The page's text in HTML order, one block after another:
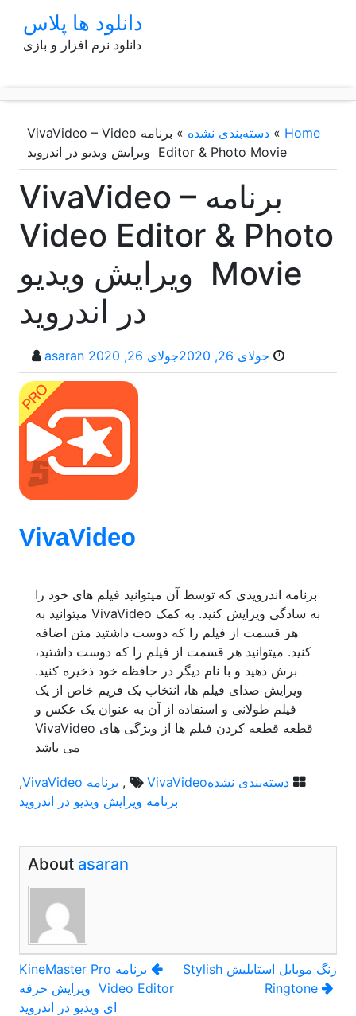
دانلود ها پلاس
دانلود نرم افزار و بازی
Home
»دسته‌بندی نشده »
برنامه VivaVideo – Video
Editor & Photo Movie ویرایش ویدیو در اندروید
برنامه VivaVideo –
Video Editor & Photo
Movie ویرایش ویدیو
در اندروید
جولای 26, 2020 جولای 26, 2020 asaran
VivaVideo
برنامه اندرویدی که توسط آن میتوانید فیلم های خود را
به سادگی ویرایش کنید. به کمک VivaVideo میتوانید به
هر قسمت از فیلم را که دوست داشتید متن اضافه
کنید. میتوانید هر قسمت از فیلم را که دوست داشتید،
برش دهید و با نام دیگر در حافظه خود ذخیره کنید.
ویرایش صدای فیلم ها، انتخاب یک فریم خاص از یک
فیلم طولانی و استفاده از آن به عنوان یک عکس و
قطعه قطعه کردن فیلم ها از ویژگی های VivaVideo
می باشد
دسته‌بندی نشدهVivaVideo
, برنامه VivaVideo
,
برنامه ویرایش ویدیو در اندروید
About asaran
راهبری
نوشته
برنامه KineMaster Pro
Video Editor ویرایش حرفه
ای ویدیو در اندروید
زنگ موبايل استايليش Stylish
Ringtone